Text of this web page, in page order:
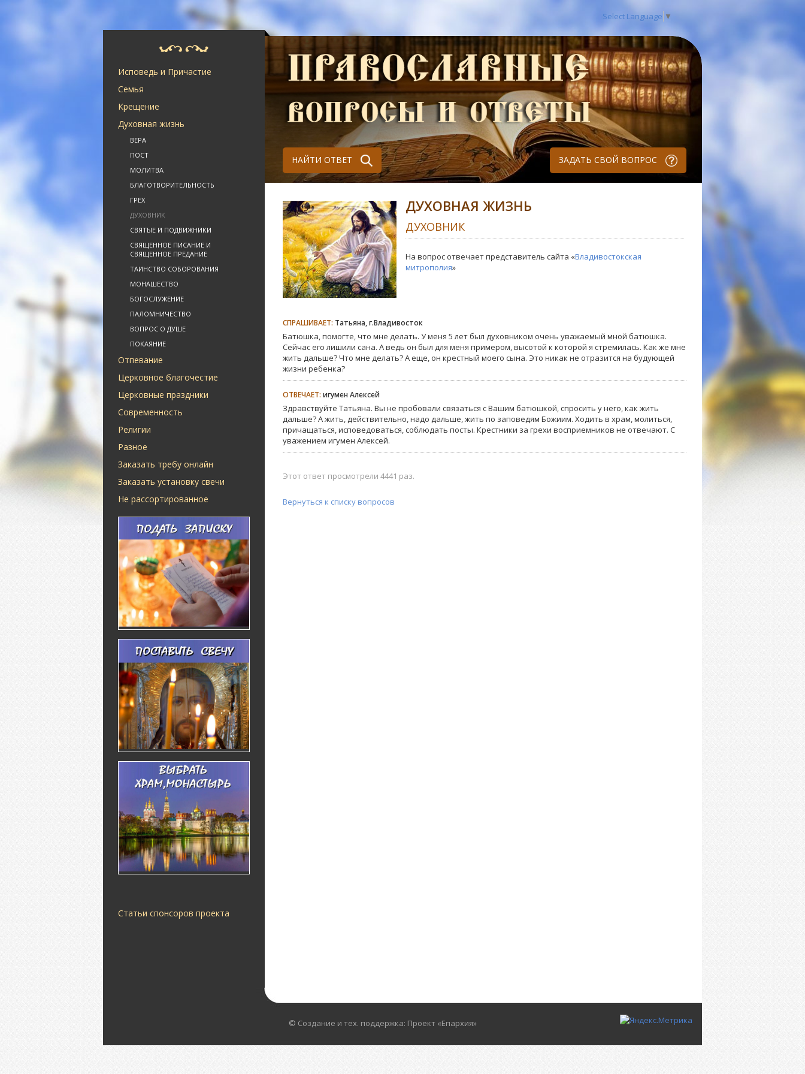
Select Language ▼
Исповедь и Причастие
Семья
Крещение
Духовная жизнь
ВЕРА
ПОСТ
МОЛИТВА
БЛАГОТВОРИТЕЛЬНОСТЬ
ГРЕХ
ДУХОВНИК
СВЯТЫЕ И ПОДВИЖНИКИ
СВЯЩЕННОЕ ПИСАНИЕ И
СВЯЩЕННОЕ ПРЕДАНИЕ
ТАИНСТВО СОБОРОВАНИЯ
МОНАШЕСТВО
БОГОСЛУЖЕНИЕ
ПАЛОМНИЧЕСТВО
ВОПРОС О ДУШЕ
ПОКАЯНИЕ
Отпевание
Церковное благочестие
Церковные праздники
Современность
Религии
Разное
Заказать требу онлайн
Заказать установку свечи
Не рассортированное
Статьи спонсоров проекта
НАЙТИ ОТВЕТ ЗАДАТЬ СВОЙ ВОПРОС
ДУХОВНАЯ ЖИЗНЬ
ДУХОВНИК
На вопрос отвечает представитель сайта «Владивостокская
митрополия»
СПРАШИВАЕТ: Татьяна, г.Владивосток
Батюшка, помогте, что мне делать. У меня 5 лет был духовником очень уважаемый мной батюшка.
Сейчас его лишили сана. А ведь он был для меня примером, высотой к которой я стремилась. Как же мне
жить дальше? Что мне делать? А еще, он крестный моего сына. Это никак не отразится на будующей
жизни ребенка?
ОТВЕЧАЕТ: игумен Алексей
Здравствуйте Татьяна. Вы не пробовали связаться с Вашим батюшкой, спросить у него, как жить
дальше? А жить, действительно, надо дальше, жить по заповедям Божиим. Ходить в храм, молиться,
причащаться, исповедоваться, соблюдать посты. Крестники за грехи восприемников не отвечают. С
уважением игумен Алексей.
Этот ответ просмотрели 4441 раз.
Вернуться к списку вопросов
© Создание и тех. поддержка: Проект «Епархия»